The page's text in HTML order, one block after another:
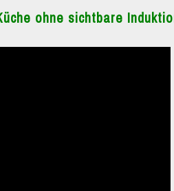
ohne sichtbare